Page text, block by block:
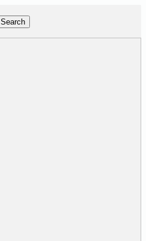
Search